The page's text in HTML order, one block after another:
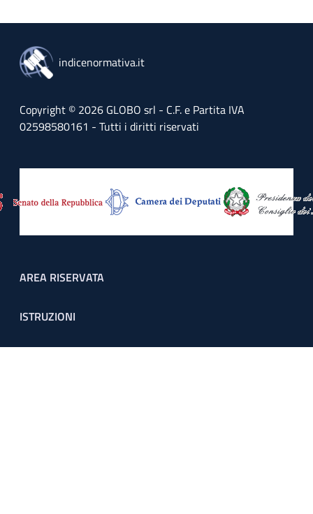
indicenormativa.it
Copyright © 2026 GLOBO srl - C.F. e Partita IVA
02598580161 - Tutti i diritti riservati
Footer menu
AREA RISERVATA
ISTRUZIONI